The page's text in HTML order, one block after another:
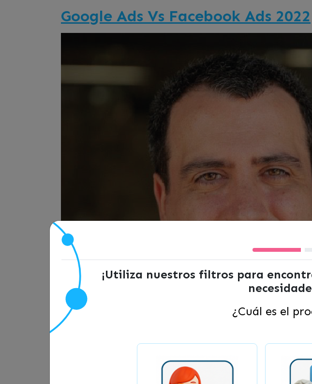
Google Ads Vs Facebook Ads 2022
¡Utiliza nuestros filtros para
¿Cuál es el